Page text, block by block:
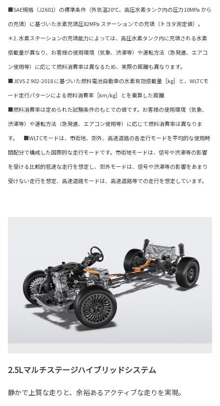
■SAE規格（J2601）の標準条件（外気温20℃、高圧水素タンク内の圧力10MPa から
の充填）に基づいた水素充填圧82MPa ステーションでの充填（トヨタ測定値）。
＊2. 水素ステーションの充填能力によっては、高圧水素タンク内に充填される水素
搭載量が異なり、お客様の使用環境（気象、渋滞等）や運転方法（急発進、エアコ
ン使用等）に応じて燃料消費率は異なるため、実際の距離も異なります。
■JEVS Z 902-2018 に基づいた燃料電池自動車の水素有効搭載量［kg］と、WLTCモ
ード走行パターンによる燃料消費率［km/kg］とを乗算した距離
■燃料消費率は定められた試験条件のもとでの値です。お客様の使用環境（気象、
渋滞等）や運転方法（急発進、エアコン使用等）に応じて燃料消費率は異なりま
す。 ■WLTCモードは、市街地、郊外、高速道路の各走行モードを平均的な使用時
間配分で構成した国際的な走行モードです。市街地モードは、信号や渋滞等の影響
を受ける比較的低速な走行を想定し、郊外モードは、信号や渋滞等の影響をあまり
受けない走行を想定、高速道路モードは、高速道路等での走行を想定しています。
2.5Lマルチステージハイブリッドシステム
静かで上質な走りと、余裕あるアクティブな走りを実現。